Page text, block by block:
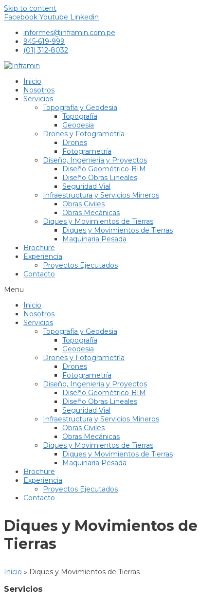
Skip to content
Facebook Youtube Linkedin
informes@inframin.com.pe
945-619-999
(01) 312-8032
Inicio
Nosotros
Servicios
Topografía y Geodesia
Topografía
Geodesia
Drones y Fotogrametría
Drones
Fotogrametría
Diseño, Ingenieria y Proyectos
Diseño Geométrico-BIM
Diseño Obras Lineales
Seguridad Vial
Infraestructura y Servicios Mineros
Obras Civiles
Obras Mecánicas
Diques y Movimientos de Tierras
Diques y Movimientos de Tierras
Maquinaria Pesada
Brochure
Experiencia
Proyectos Ejecutados
Contacto
Menu
Inicio
Nosotros
Servicios
Topografía y Geodesia
Topografía
Geodesia
Drones y Fotogrametría
Drones
Fotogrametría
Diseño, Ingenieria y Proyectos
Diseño Geométrico-BIM
Diseño Obras Lineales
Seguridad Vial
Infraestructura y Servicios Mineros
Obras Civiles
Obras Mecánicas
Diques y Movimientos de Tierras
Diques y Movimientos de Tierras
Maquinaria Pesada
Brochure
Experiencia
Proyectos Ejecutados
Contacto
Diques y Movimientos de
Tierras
Inicio » Diques y Movimientos de Tierras
Servicios